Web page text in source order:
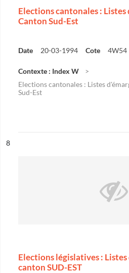
Elections cantonales :
Canton Sud-Est
Date 20-03-1994 Cote 4W54
Contexte : Index W
Elections cantonales : Listes
Sud-Est
n°
8
Elections législatives :
canton SUD-EST